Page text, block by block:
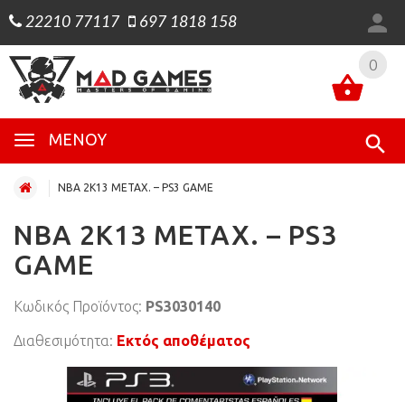
22210 77117 697 1818 158
0
ΜΕΝΟΎ
0
NBA 2K13 ΜΕΤΑΧ. – PS3 GAME
NBA 2K13 ΜΕΤΑΧ. – PS3
GAME
Κωδικός Προϊόντος: PS3030140
Διαθεσιμότητα: Εκτός αποθέματος